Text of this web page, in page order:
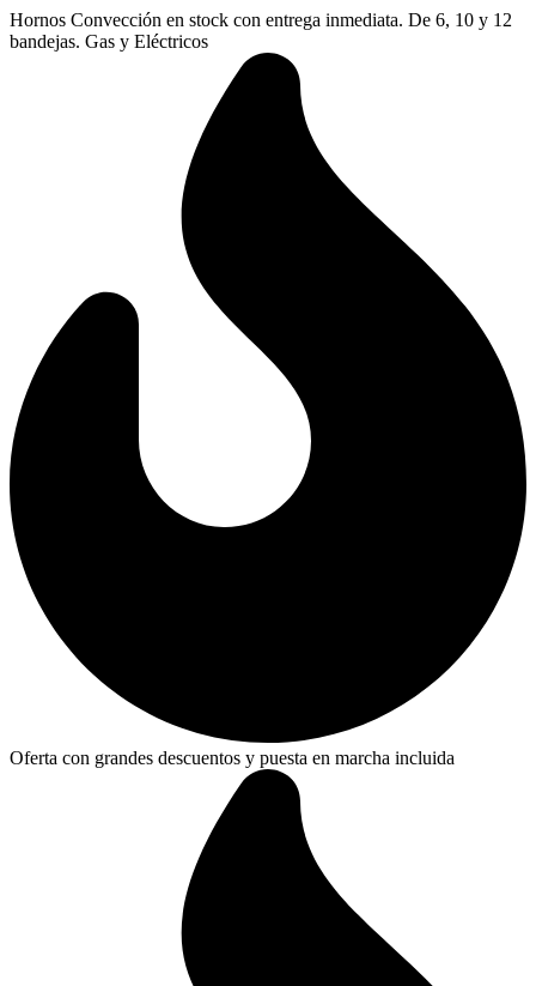
Ir
al
Hornos Convección en stock con entrega inmediata. De 6, 10 y 12
bandejas. Gas y Eléctricos
Oferta con grandes descuentos y puesta en marcha incluida